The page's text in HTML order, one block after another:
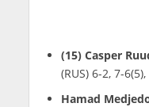
(15) Casper
(RUS) 6-2, 7-
Hamad